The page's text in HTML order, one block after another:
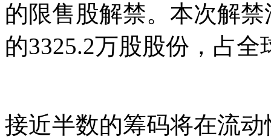
的限售股解禁。本次解
的3325.2万股股份，占全
接近半数的筹码将在流